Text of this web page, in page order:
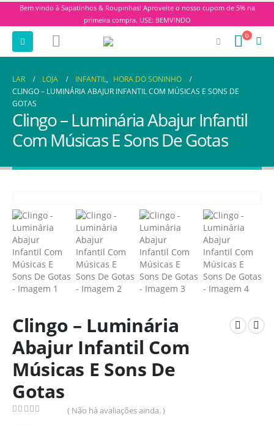
Bem vindo à Sapatinhos & Roupinhas! Aproveite o nosso cupom de 5% na
primeira compra. USE: BEMVINDO
0
LAR LOJA INFANTIL, HORA DO SONINHO
CLINGO – LUMINÁRIA ABAJUR INFANTIL COM MÚSICAS E SONS DE
GOTAS
Clingo – Luminária Abajur Infantil
Com Músicas E Sons De Gotas
Clingo – Luminária
Abajur Infantil Com
Músicas E Sons De
Gotas
( Não há avaliações ainda. )